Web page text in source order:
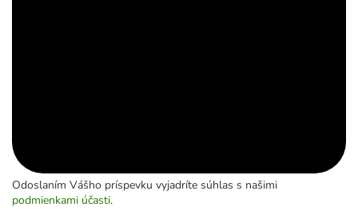
Odoslaním Vášho príspevku vyjadríte súhlas s našimi
podmienkami účasti.